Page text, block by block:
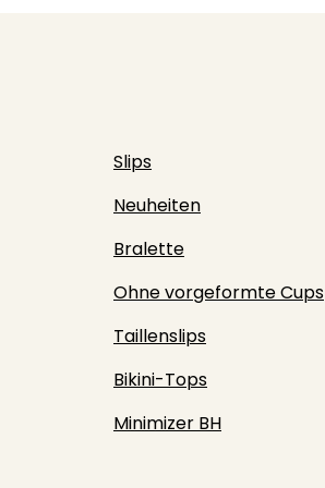
Slips
Neuheiten
Bralette
Ohne vorgeformte Cups
Taillenslips
Bikini-Tops
Minimizer BH